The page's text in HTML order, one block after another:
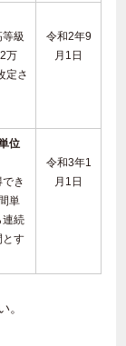
級
万
定さ
令和2年9
月1日
位
き
単
連続
とす
令和3年1
月1日
。